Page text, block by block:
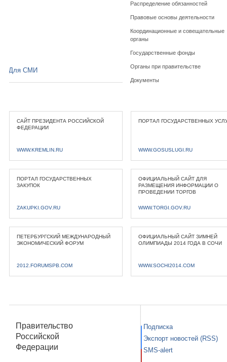
Распределение обязанностей
Правовые основы деятельности
Координационные и совещательные
органы
Государственные фонды
Органы при правительстве
Документы
Для СМИ
САЙТ ПРЕЗИДЕНТА РОССИЙСКОЙ
ФЕДЕРАЦИИ
WWW.KREMLIN.RU
ПОРТАЛ ГОСУДАРСТВЕННЫХ
WWW.GOSUSLUGI.RU
ПОРТАЛ ГОСУДАРСТВЕННЫХ
ЗАКУПОК
ZAKUPKI.GOV.RU
ОФИЦИАЛЬНЫЙ САЙТ ДЛЯ
РАЗМЕЩЕНИЯ ИНФОРМАЦИИ О
ПРОВЕДЕНИИ ТОРГОВ
WWW.TORGI.GOV.RU
ПЕТЕРБУРГСКИЙ МЕЖДУНАРОДНЫЙ
ЭКОНОМИЧЕСКИЙ ФОРУМ
2012.FORUMSPB.COM
ОФИЦИАЛЬНЫЙ САЙТ ЗИМНЕЙ
ОЛИМПИАДЫ 2014 ГОДА В СОЧИ
WWW.SOCHI2014.COM
Правительство
Российской
Федерации
Подписка
Экспорт новостей (RSS)
SMS-alert